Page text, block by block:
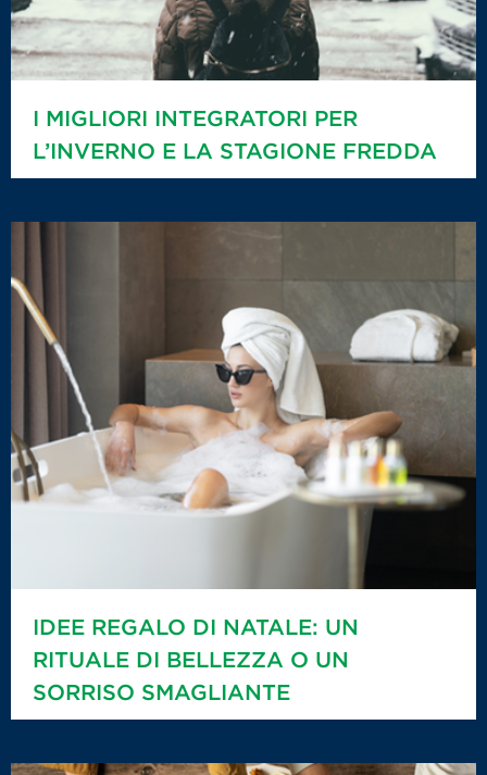
I MIGLIORI INTEGRATORI PER
L’INVERNO E LA STAGIONE FREDDA
IDEE REGALO DI NATALE: UN
RITUALE DI BELLEZZA O UN
SORRISO SMAGLIANTE